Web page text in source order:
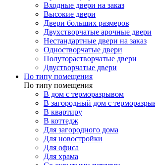
Входные двери на заказ
Высокие двери
Двери больших размеров
Двухстворчатые арочные двери
Нестандартные двери на заказ
Одностворчатые двери
Полуторастворчатые двери
Двустворчатые двери
По типу помещения
По типу помещения
В дом с терморазрывом
В загородный дом с
В квартиру
В коттедж
Для загородного дома
Для новостройки
Для офиса
Для храма